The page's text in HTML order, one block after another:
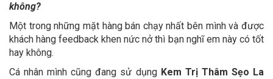
không?
Một trong những mặt hàng bán chạy nhất bên mình và được
khách hàng feedback khen nức nở thì bạn nghĩ em này có tốt
hay không.
Cá nhân mình cũng đang sử dụng Kem Trị Thâm Sẹo La